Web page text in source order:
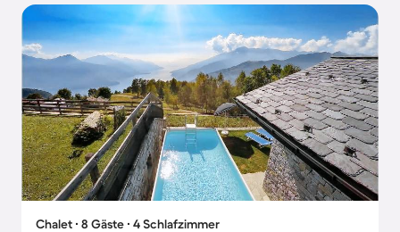
Chalet ∙ 8 Gäste ∙ 4 Schlafzimmer